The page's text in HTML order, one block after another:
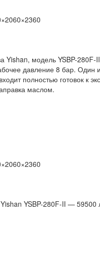
Yishan, модель YSBP-
давление 8 бар. Один
полностью готовок
маслом.
YSBP-280F-II — 59500